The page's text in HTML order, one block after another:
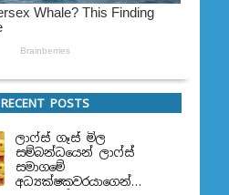
RECENT POSTS
ලාෆ්ස් ගෑස් මිල
සම්බන්ධයෙන් ලාෆ්ස්
සමාගමේ
අධ්‍යක්ෂකවරයාගෙන්